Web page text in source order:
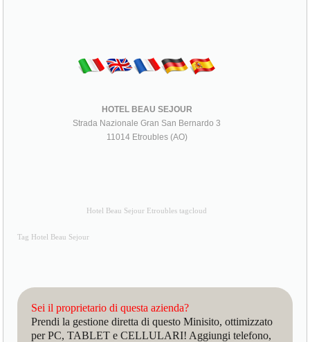
HOTEL BEAU SEJOUR
Strada Nazionale Gran San Bernardo 3
11014 Etroubles (AO)
Hotel Beau Sejour Etroubles tagcloud
Tag Hotel Beau Sejour
Sei il proprietario di questa azienda?
Prendi la gestione diretta di questo Minisito, ottimizzato
per PC, TABLET e CELLULARI! Aggiungi telefono,